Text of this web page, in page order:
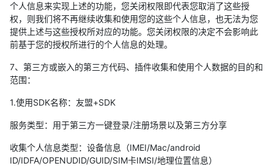
个人信息来实现上述的功能，您关闭权限即代表您取消了这些授
权，则我们将不再继续收集和使用您的这些个人信息，也无法为您
提供上述与这些授权所对应的功能。您关闭权限的决定不会影响此
前基于您的授权所进行的个人信息的处理。
7、第三方或嵌入的第三方代码、插件收集和使用个人数据的目的和
范围：
1.使用SDK名称：友盟+SDK
服务类型：用于第三方一键登录/注册场景以及第三方分享
收集个人信息类型：设备信息（IMEI/Mac/android
ID/IDFA/OPENUDID/GUID/SIM卡IMSI/地理位置信息）